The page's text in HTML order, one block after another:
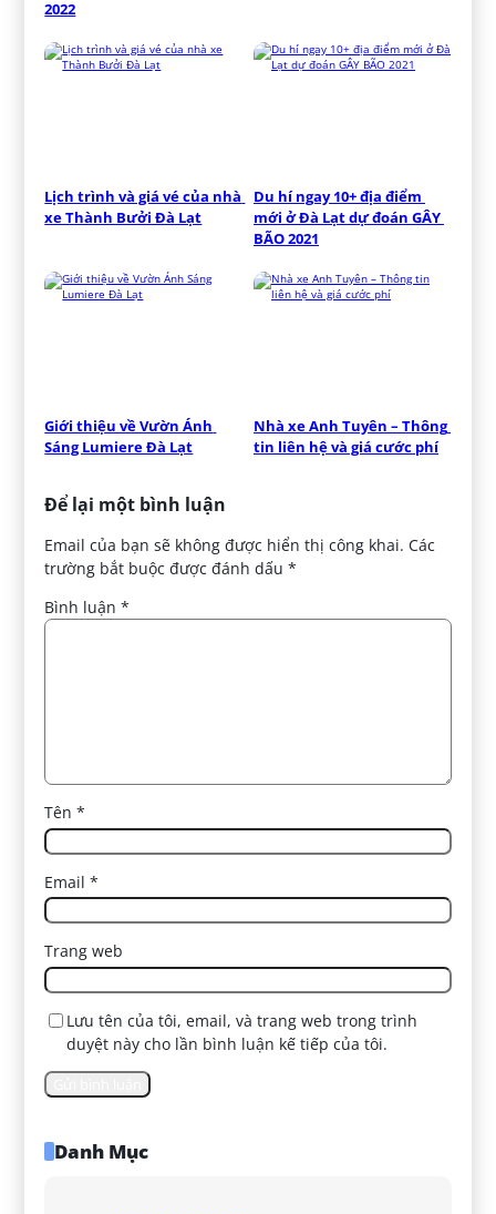
2022
Lịch trình và giá vé của nhà
xe Thành Bưởi Đà Lạt
Du hí ngay 10+ địa điểm
mới ở Đà Lạt dự đoán GÂY
BÃO 2021
Giới thiệu về Vườn Ánh
Sáng Lumiere Đà Lạt
Nhà xe Anh Tuyên – Thông
tin liên hệ và giá cước phí
Để lại một bình luận
Email của bạn sẽ không được hiển thị công khai. Các
trường bắt buộc được đánh dấu*
Bình luận*
Tên*
Email*
Trang web
Lưu tên của tôi, email, và trang web trong trình
duyệt này cho lần bình luận kế tiếp của tôi.
Danh Mục